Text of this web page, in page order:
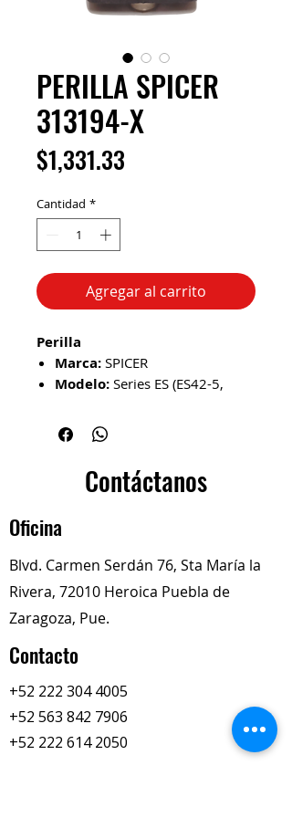
PERILLA SPICER
313194-X
$1,331.33
Cantidad *
Agregar al carrito
Perilla
Marca: SPICER
Modelo: Series ES (ES42-5,
International/Navistar
No. de Parte:
Descripción del Producto
Los botones numerados de la
preseleccionar rangos o marchas
de la transmisión
Contáctanos
Oficina
Blvd. Carmen Serdán 76, Sta María la
Rivera, 72010 Heroica Puebla de
Zaragoza, Pue.
Contacto
+52 222 304 4005
+52 563 842 7906
+52 222 614 2050